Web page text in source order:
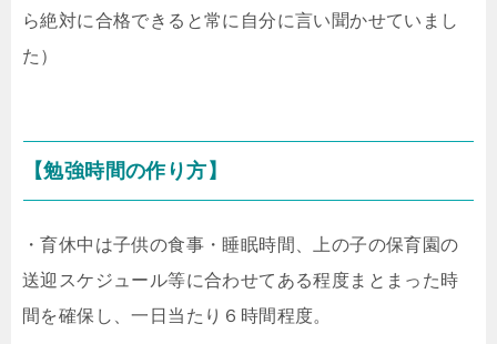
ら絶対に合格できると常に自分に言い聞かせていまし
た）
【勉強時間の作り方】
・育休中は子供の食事・睡眠時間、上の子の保育園の
送迎スケジュール等に合わせてある程度まとまった時
間を確保し、一日当たり６時間程度。